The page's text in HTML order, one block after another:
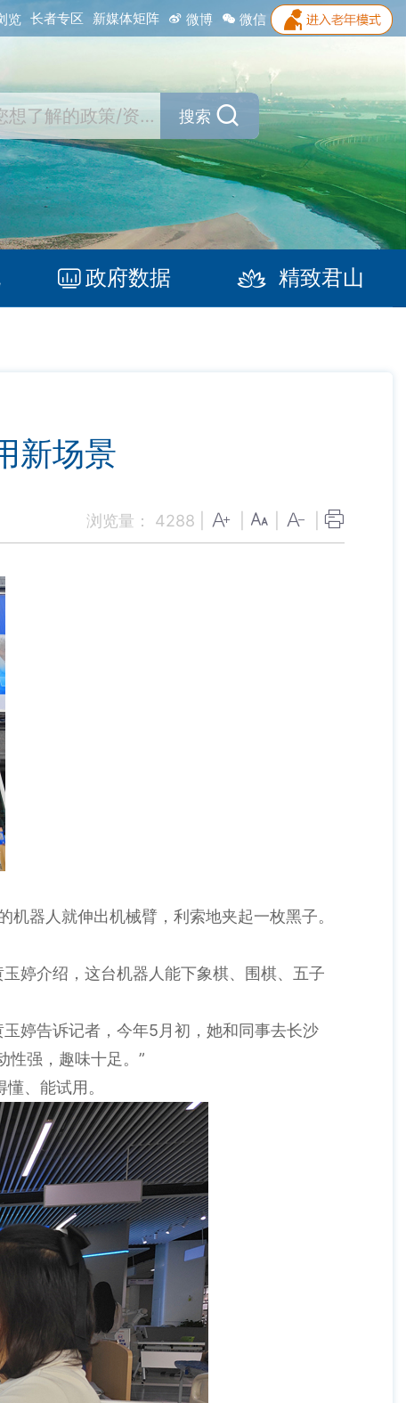
览 长者专区 新媒体矩阵 微博 微信
搜索
政府数据 精致君山
新场景
浏览量： 4288
机器人就伸出机械臂，利索地夹起一枚黑子。
婷介绍，这台机器人能下象棋、围棋、五子
婷告诉记者，今年5月初，她和同事去长沙
性强，趣味十足。”
、能试用。